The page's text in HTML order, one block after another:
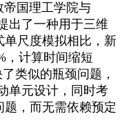
国理工学院与
出了一种用于三维
尺度模拟相比，新
，计算时间缩短
类似的瓶颈问题，
单元设计，同时考
，而无需依赖预定